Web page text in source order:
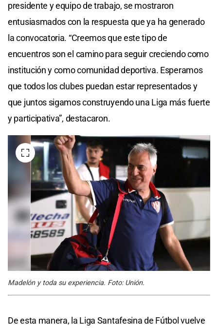
presidente y equipo de trabajo, se mostraron
entusiasmados con la respuesta que ya ha generado
la convocatoria. “Creemos que este tipo de
encuentros son el camino para seguir creciendo como
institución y como comunidad deportiva. Esperamos
que todos los clubes puedan estar representados y
que juntos sigamos construyendo una Liga más fuerte
y participativa”, destacaron.
Madelón y toda su experiencia. Foto: Unión.
De esta manera, la Liga Santafesina de Fútbol vuelve